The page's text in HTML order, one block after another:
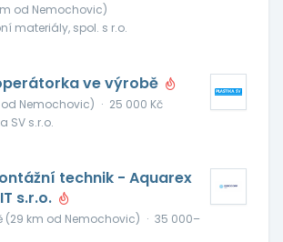
od Nemochovic)
materiály, spol. s r.o.
ve výrobě
od Nemochovic) · 25 000 Kč
SV s.r.o.
technik - Aquarex
s.r.o.
(29 km od Nemochovic) · 35 000–